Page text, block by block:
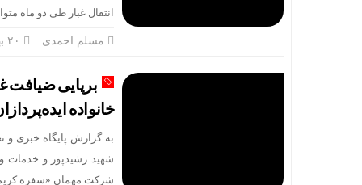
انتقال غبار طی دو ماه
مسلم احمدی
برپایی ضیافت
خانواده
به گزارش پایگاه خبری و
شهید رشیدپور و خدمات
شرکت مهمان «سفره